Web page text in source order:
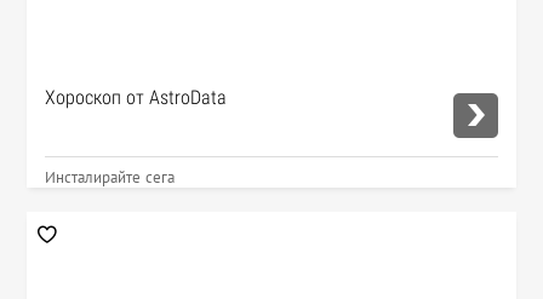
Хороскоп от AstroData
Инсталирайте сега